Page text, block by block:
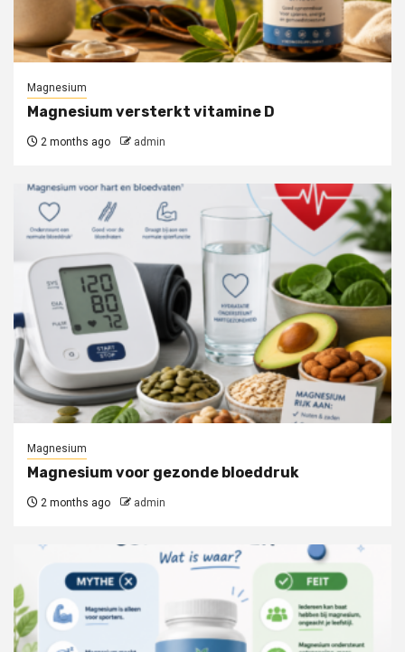
Magnesium
Magnesium versterkt vitamine D
2 months ago admin
Magnesium
Magnesium voor gezonde bloeddruk
2 months ago admin